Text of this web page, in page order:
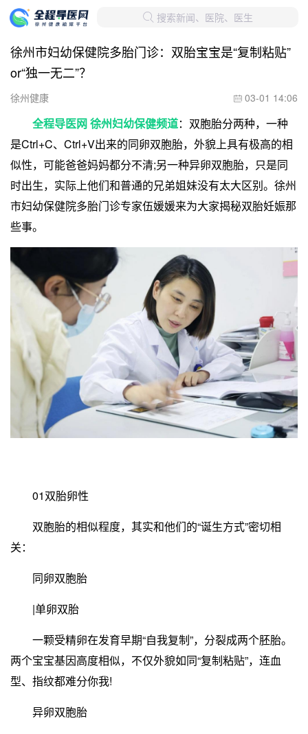
 搜索新闻、医院、医生
徐州市妇幼保健院多胎门诊：双胎宝宝是“复制粘贴”
or“独一无二”？
徐州健康  03-01 14:06
全程导医网 徐州妇幼保健频道：双胞胎分两种，一种
是Ctrl+C、Ctrl+V出来的同卵双胞胎，外貌上具有极高的相
似性，可能爸爸妈妈都分不清;另一种异卵双胞胎，只是同
时出生，实际上他们和普通的兄弟姐妹没有太大区别。徐州
市妇幼保健院多胎门诊专家伍媛媛来为大家揭秘双胎妊娠那
些事。
01双胎卵性
双胞胎的相似程度，其实和他们的“诞生方式”密切相
关：
同卵双胞胎
|单卵双胎
一颗受精卵在发育早期“自我复制”，分裂成两个胚胎。
两个宝宝基因高度相似，不仅外貌如同“复制粘贴”，连血
型、指纹都难分你我!
异卵双胞胎